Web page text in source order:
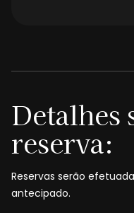
Detalhes
reserva:
Reservas serão
antecipado.